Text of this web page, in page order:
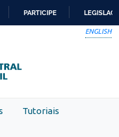
PARTICIPE
ENGLISH
Tutoriais